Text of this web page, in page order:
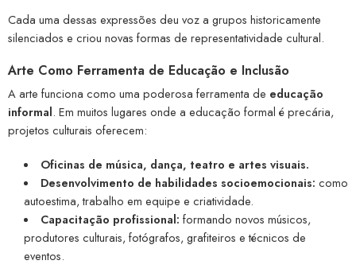
Cada uma dessas expressões deu voz a grupos historicamente
silenciados e criou novas formas de representatividade cultural.
Arte Como Ferramenta de Educação e Inclusão
A arte funciona como uma poderosa ferramenta de educação
informal. Em muitos lugares onde a educação formal é precária,
projetos culturais oferecem:
Oficinas de música, dança, teatro e artes visuais.
Desenvolvimento de habilidades socioemocionais: como
autoestima, trabalho em equipe e criatividade.
Capacitação profissional: formando novos músicos,
produtores culturais, fotógrafos, grafiteiros e técnicos de
eventos.